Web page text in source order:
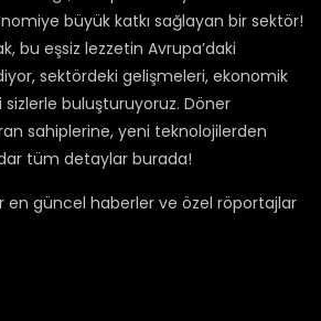
büyük katkı sağlayan bir sektör!
bu eşsiz lezzetin Avrupa’daki
sektördeki gelişmeleri, ekonomik
buluşturuyoruz. Döner
sahiplerine, yeni teknolojilerden
tüm detaylar burada!
en güncel haberler ve özel röportajlar